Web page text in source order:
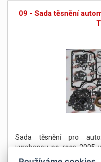
09 - Sada těsnění
Sada těsnění pro
vyrobenou po roce 2005
2006 vč.